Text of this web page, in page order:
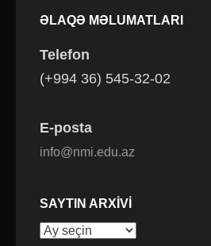
ƏLAQƏ MƏLUMATLARI
Telefon
(+994 36) 545-32-02
E-posta
info@nmi.edu.az
SAYTIN ARXIVI
Saytın